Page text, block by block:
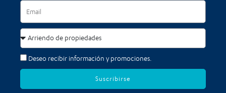
Deseo recibir información y promociones.
Suscribirse